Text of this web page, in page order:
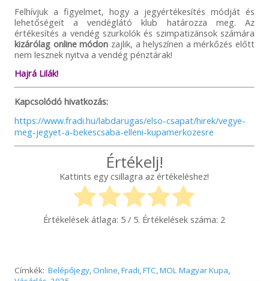
Felhívjuk a figyelmet, hogy a jegyértékesítés módját és
lehetőségeit a vendéglátó klub határozza meg. Az
értékesítés a vendég szurkolók és szimpatizánsok számára
kizárólag online módon zajlik, a helyszínen a mérkőzés előtt
nem lesznek nyitva a vendég pénztárak!
Hajrá Lilák!
Kapcsolódó hivatkozás:
https://www.fradi.hu/labdarugas/elso-csapat/hirek/vegye-
meg-jegyet-a-bekescsaba-elleni-kupamerkozesre
Értékelj!
Kattints egy csillagra az értékeléshez!
Értékelések átlaga: 5 / 5. Értékelések száma: 2
Címkék: Belépőjegy,Online,Fradi,FTC,MOL Magyar Kupa,